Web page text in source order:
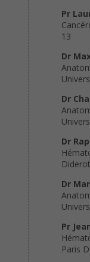
Pr
13
Dr
Dr
Dr
Diderot
Dr
Pr
Paris